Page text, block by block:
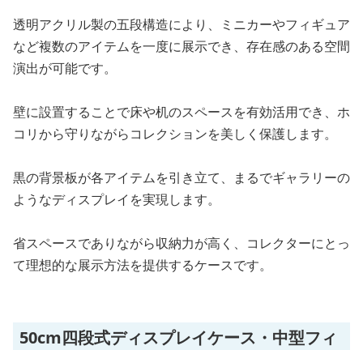
透明アクリル製の五段構造により、ミニカーやフィギュア
など複数のアイテムを一度に展示でき、存在感のある空間
演出が可能です。
壁に設置することで床や机のスペースを有効活用でき、ホ
コリから守りながらコレクションを美しく保護します。
黒の背景板が各アイテムを引き立て、まるでギャラリーの
ようなディスプレイを実現します。
省スペースでありながら収納力が高く、コレクターにとっ
て理想的な展示方法を提供するケースです。
50cm四段式ディスプレイケース・中型フィ